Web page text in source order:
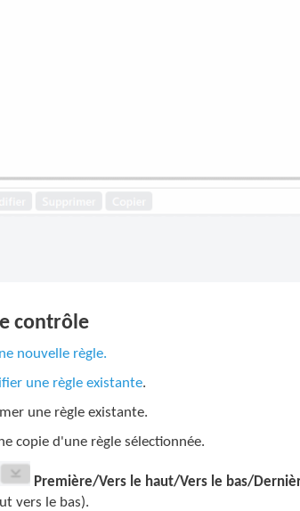
contrôle
nouvelle règle.
une règle existante.
une règle existante.
copie d'une règle sélectionnée.
Première/Vers le haut/Vers le bas/
vers le bas).